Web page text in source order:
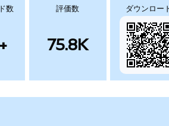
数 評価数
75.8K
ダウンロー